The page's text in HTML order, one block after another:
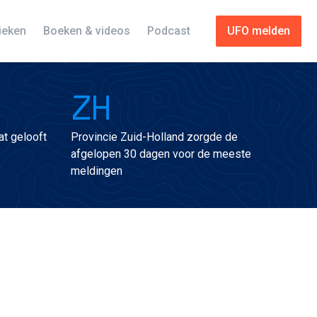
UFO melden
Boeken & videos Podcast
gelooft
ZH
Provincie Zuid-Holland zorgde de
afgelopen 30 dagen voor de meeste
meldingen